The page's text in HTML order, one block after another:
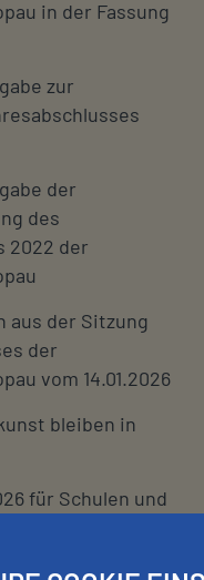
in der Fassung
zur
der
des
2022 der
aus der Sitzung
der
vom 14.01.2026
bleiben in
für Schulen und
suchen euch